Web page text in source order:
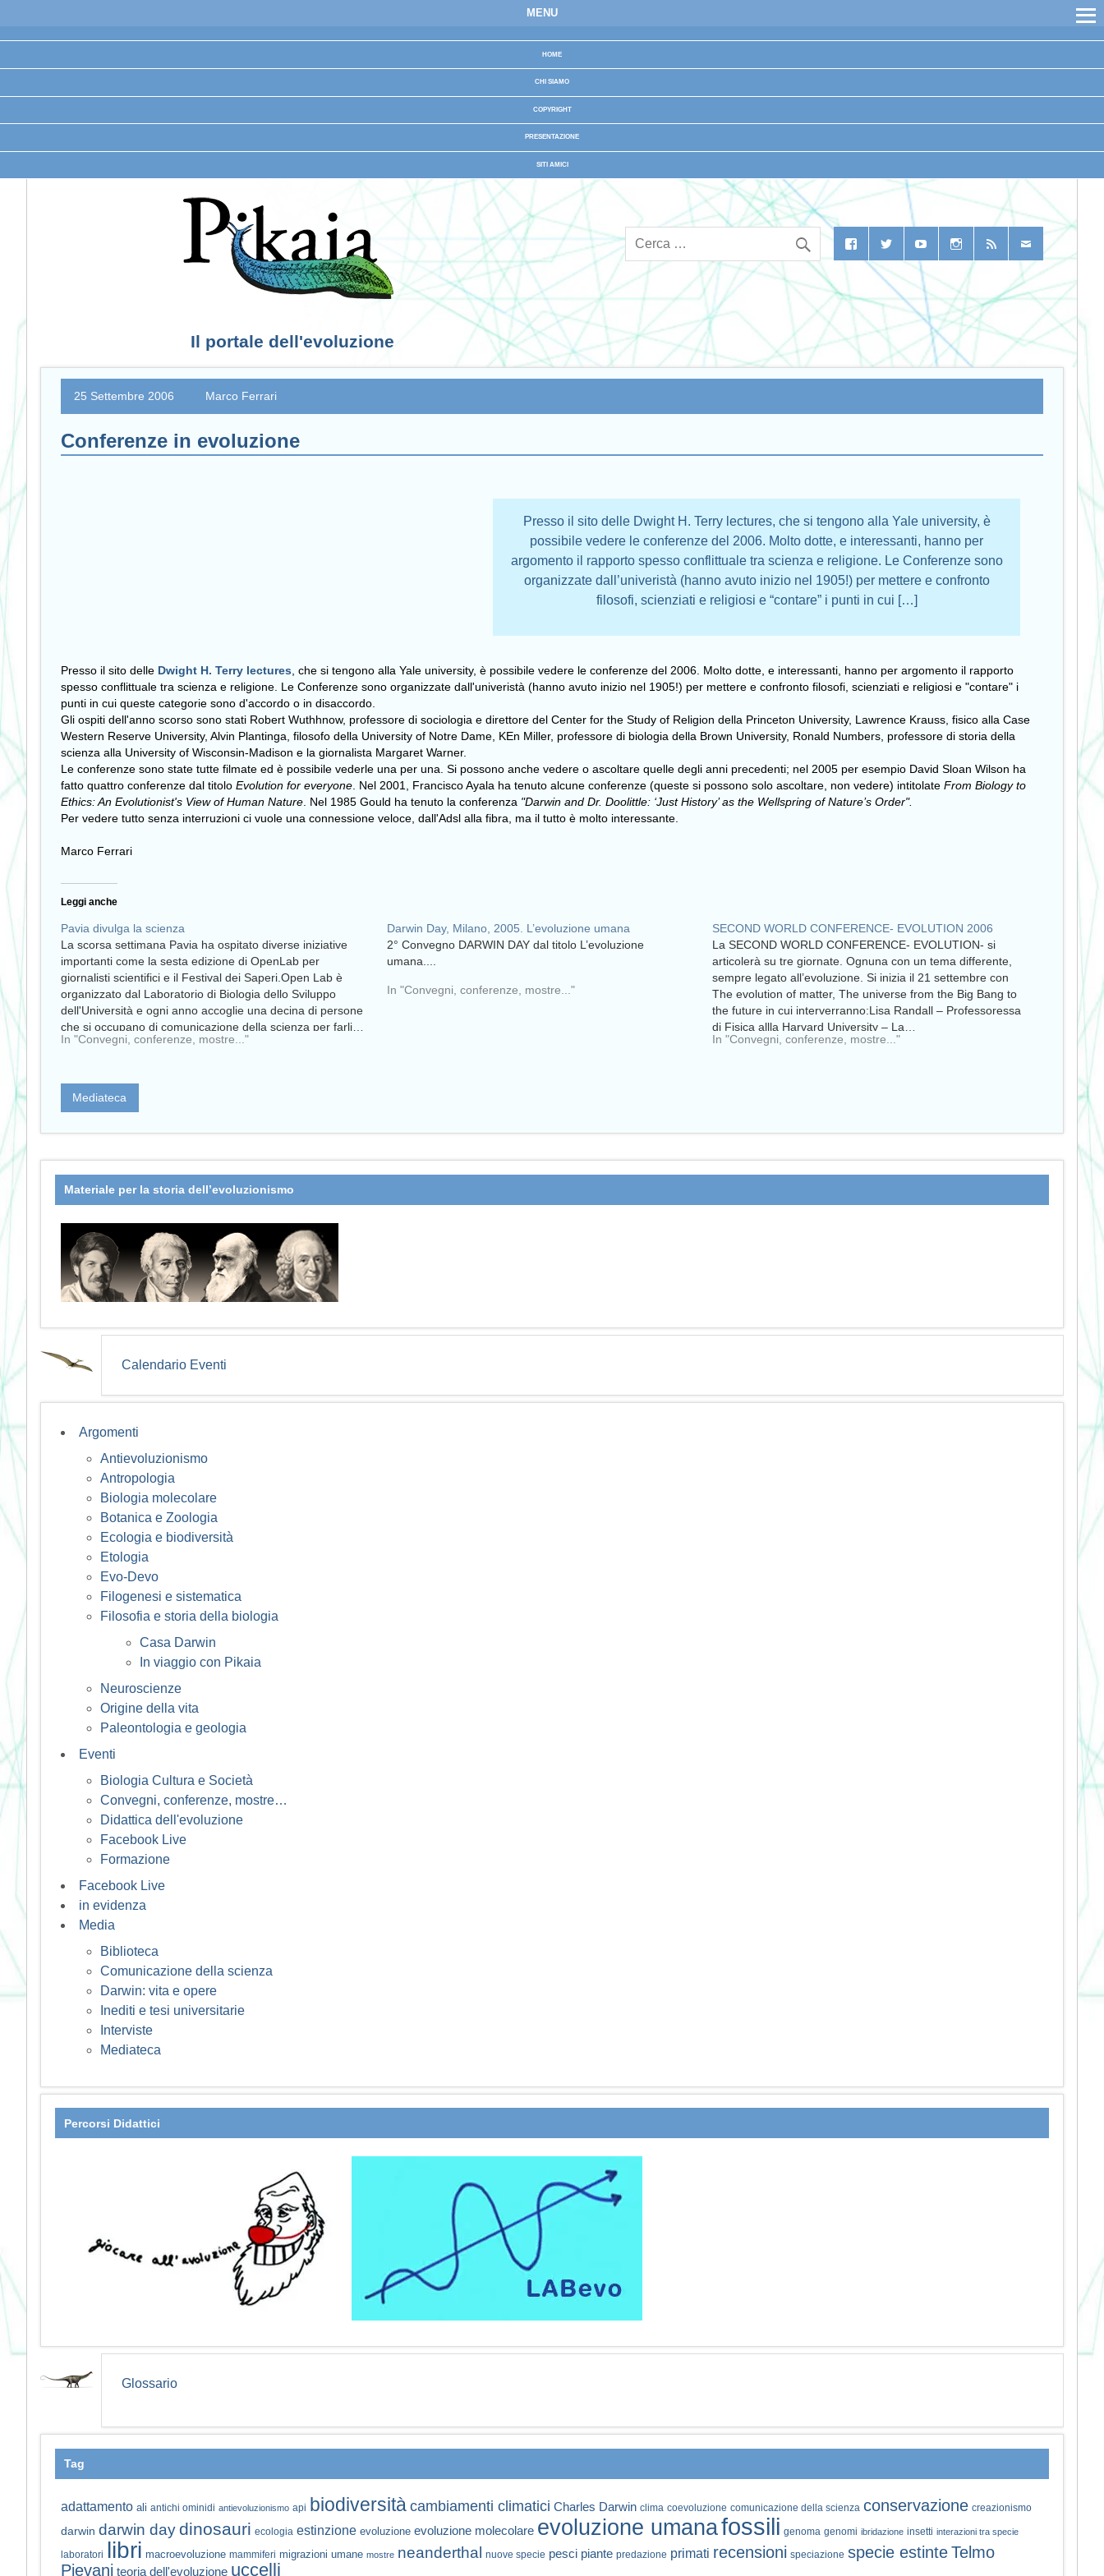
MENU
HOME
CHI SIAMO
COPYRIGHT
PRESENTAZIONE
SITI AMICI
Il portale dell'evoluzione
25 Settembre 2006 Marco Ferrari
Conferenze in evoluzione
Presso il sito delle Dwight H. Terry lectures, che si tengono alla Yale university, è
possibile vedere le conferenze del 2006. Molto dotte, e interessanti, hanno per
argomento il rapporto spesso conflittuale tra scienza e religione. Le Conferenze sono
organizzate dall’univeristà (hanno avuto inizio nel 1905!) per mettere e confronto
filosofi, scienziati e religiosi e “contare” i punti in cui […]
Presso il sito delle Dwight H. Terry lectures , che si tengono alla Yale university, è possibile vedere le conferenze del 2006. Molto dotte, e interessanti, hanno per argomento il rapporto
spesso conflittuale tra scienza e religione. Le Conferenze sono organizzate dall'univeristà (hanno avuto inizio nel 1905!) per mettere e confronto filosofi, scienziati e religiosi e "contare" i
punti in cui queste categorie sono d'accordo o in disaccordo.
Gli ospiti dell'anno scorso sono stati Robert Wuthhnow, professore di sociologia e direttore del Center for the Study of Religion della Princeton University, Lawrence Krauss, fisico alla Case
Western Reserve University, Alvin Plantinga, filosofo della University of Notre Dame, KEn Miller, professore di biologia della Brown University, Ronald Numbers, professore di storia della
scienza alla University of Wisconsin-Madison e la giornalista Margaret Warner.
Le conferenze sono state tutte filmate ed è possibile vederle una per una. Si possono anche vedere o ascoltare quelle degli anni precedenti; nel 2005 per esempio David Sloan Wilson ha
fatto quattro conferenze dal titolo Evolution for everyone . Nel 2001, Francisco Ayala ha tenuto alcune conferenze (queste si possono solo ascoltare, non vedere) intitolate From Biology to
Ethics: An Evolutionist's View of Human Nature . Nel 1985 Gould ha tenuto la conferenza "Darwin and Dr. Doolittle: ‘Just History’ as the Wellspring of Nature’s Order".
Per vedere tutto senza interruzioni ci vuole una connessione veloce, dall'Adsl alla fibra, ma il tutto è molto interessante.
Marco Ferrari
Leggi anche
Pavia divulga la scienza
La scorsa settimana Pavia ha ospitato diverse iniziative
importanti come la sesta edizione di OpenLab per
giornalisti scientifici e il Festival dei Saperi.Open Lab è
organizzato dal Laboratorio di Biologia dello Sviluppo
dell'Università e ogni anno accoglie una decina di persone
che si occupano di comunicazione della scienza per farli…
In "Convegni, conferenze, mostre..."
Darwin Day, Milano, 2005. L’evoluzione umana
2° Convegno DARWIN DAY dal titolo L’evoluzione
umana....
In "Convegni, conferenze, mostre..."
SECOND WORLD CONFERENCE- EVOLUTION 2006
La SECOND WORLD CONFERENCE- EVOLUTION- si
articolerà su tre giornate. Ognuna con un tema differente,
sempre legato all’evoluzione. Si inizia il 21 settembre con
The evolution of matter, The universe from the Big Bang to
the future in cui interverranno:Lisa Randall – Professoressa
di Fisica allla Harvard University – La…
In "Convegni, conferenze, mostre..."
Mediateca
Materiale per la storia dell’evoluzionismo
Calendario Eventi
Argomenti
Antievoluzionismo
Antropologia
Biologia molecolare
Botanica e Zoologia
Ecologia e biodiversità
Etologia
Evo-Devo
Filogenesi e sistematica
Filosofia e storia della biologia
Casa Darwin
In viaggio con Pikaia
Neuroscienze
Origine della vita
Paleontologia e geologia
Eventi
Biologia Cultura e Società
Convegni, conferenze, mostre…
Didattica dell'evoluzione
Facebook Live
Formazione
Facebook Live
in evidenza
Media
Biblioteca
Comunicazione della scienza
Darwin: vita e opere
Inediti e tesi universitarie
Interviste
Mediateca
Percorsi Didattici
Glossario
Tag
adattamento ali antichi ominidi antievoluzionismo api biodiversitàcambiamenti climatici Charles Darwin clima coevoluzione comunicazione della scienza conservazione creazionismo
darwin darwin daydinosauri ecologia estinzione evoluzione evoluzione molecolare evoluzione umanafossili genoma genomi ibridazione insetti interazioni tra specie
laboratori libri macroevoluzione mammiferi migrazioni umane mostre neanderthal nuove specie pesci piante predazione primati recensioni speciazione specie estinteTelmo
Pievani teoria dell'evoluzione uccelli